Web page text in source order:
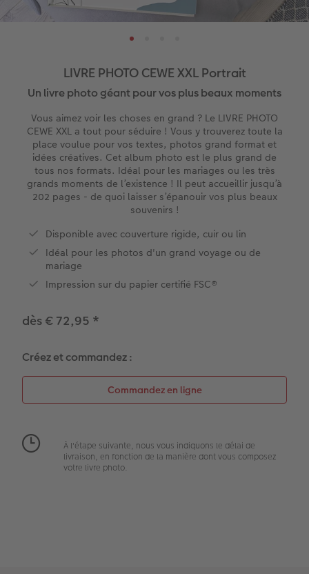
XXL Panorama
A5 Panorama
Petit Carré
Types de papier
Types de couvertures
Possibilités
Effet relief
Tirages photo mini
Tirages rétro carré
Tirages fine art
Tirage photo encadré
Poster Photo Premium
Lots de photos
Autocollants photo
Formats photo
Photo sur carton mousse
Photo sur bois
hexxas
Accessoires
Types de papier
Calendrier mural Fineline
À annoter
Accessoires
Textiles
Magnets photo
Cadeaux animaliers
Boîte cadeau photo
Tirages créatifs
Faire-part de mariage
Faire-part de naissance
Cartes d'anniversaire
Tous les thèmes
Effet relief
LIVRE PHOTO CEWE XXL Portrait
Un livre photo géant pour vos plus beaux moments
Vous aimez voir les choses en grand ? Le LIVRE PHOTO
CEWE XXL a tout pour séduire ! Vous y trouverez toute la
place voulue pour vos textes, photos grand format et
idées créatives. Cet album photo est le plus grand de
tous nos formats. Idéal pour les mariages ou les très
grands moments de l’existence ! Il peut accueillir jusqu’à
202 pages - de quoi laisser s’épanouir vos plus beaux
souvenirs !
Disponible avec couverture rigide, cuir ou lin
Idéal pour les photos d'un grand voyage ou de
mariage
Impression sur du papier certifié FSC®
dès € 72,95 *
Créez et commandez :
À l'étape suivante, nous vous indiquons le délai de
livraison, en fonction de la manière dont vous composez
votre livre photo.